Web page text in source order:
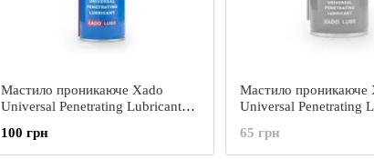
Мастило проникаюче Xado
Universal Penetrating Lubricant
300мл
100 грн
Мастило проникаюче
Universal Penetrating
150мл
65 грн